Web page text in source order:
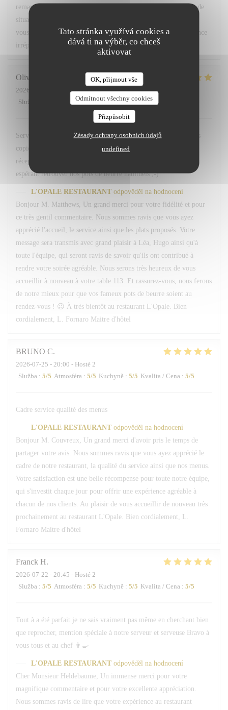
Tato stránka využívá cookies a
dává ti na výběr, co chceš
aktivovat
OK, přijmout vše
Odmítnout všechny cookies
Přizpůsobit
Zásady ochrany osobních údajů
undefined
remarques ont été partagées avec notre équipe afin que ce type de
situation ne se reproduise pas. Nous espérons avoir le plaisir de
vous accueillir très prochainement pour vous offrir une expérience
irréprochable. Bien cordialement, L. Fornaro Maitre d'hôtel
Olivier
2026-07-28
- 20:00 - Hosté 2
Služba
Atmosféra: 5/5 Kuchyně: 5/5 Kvalita / Cena
Service avenant et personnel souriant. Plats simples choisis mais
copieux. Merci Léa pour le service. Merci a hugo au bar et
réception. Nous reviendrons comme d habitude A la 113. En
espérant retrouver nos pots de beurre habituels ;-)
L'OPALE RESTAURANT odpověděl na hodnocení
Bonjour M. Matthews, Un grand merci pour votre fidélité et pour
ce très gentil commentaire. Nous sommes ravis que vous ayez
apprécié l'accueil, le service ainsi que les plats proposés. Votre
message sera transmis avec grand plaisir à Léa, Hugo ainsi qu'à
toute l'équipe, qui seront ravis de savoir qu'ils ont contribué à
rendre votre soirée agréable. Nous serons très heureux de vous
accueillir à nouveau à votre table 113. Et rassurez-vous, nous ferons
de notre mieux pour que vos fameux pots de beurre soient au
rendez-vous ! 😉 À très bientôt au restaurant L'Opale. Bien
cordialement, L. Fornaro Maitre d'hôtel
BRUNO C
2026-07-25 - 20:00 - Hosté 2
Služba : 5/5 Atmosféra : 5/5 Kuchyně : 5/5 Kvalita / Cena : 5/5
Cadre service qualité des menus
L'OPALE RESTAURANT odpověděl na hodnocení
Bonjour M. Couvreux, Un grand merci d'avoir pris le temps de
partager votre avis. Nous sommes ravis que vous ayez apprécié le
cadre de notre restaurant, la qualité du service ainsi que nos menus.
Votre satisfaction est une belle récompense pour toute notre équipe,
qui s'investit chaque jour pour offrir une expérience agréable à
chacun de nos clients. Au plaisir de vous accueillir de nouveau très
prochainement au restaurant L'Opale. Bien cordialement, L.
Fornaro Maitre d'hôtel
Franck H
2026-07-22 - 20:45 - Hosté 2
Služba : 5/5 Atmosféra : 5/5 Kuchyně : 5/5 Kvalita / Cena : 5/5
Tout à a été parfait je ne sais vraiment pas même en cherchant bien
que reprocher, mention spéciale à notre serveur et serveuse Bravo à
vous tous et au chef 👨‍🍳
L'OPALE RESTAURANT odpověděl na hodnocení
Cher Monsieur Heldebaume, Un immense merci pour votre
magnifique commentaire et pour votre excellente appréciation.
Nous sommes ravis de lire que votre expérience au restaurant